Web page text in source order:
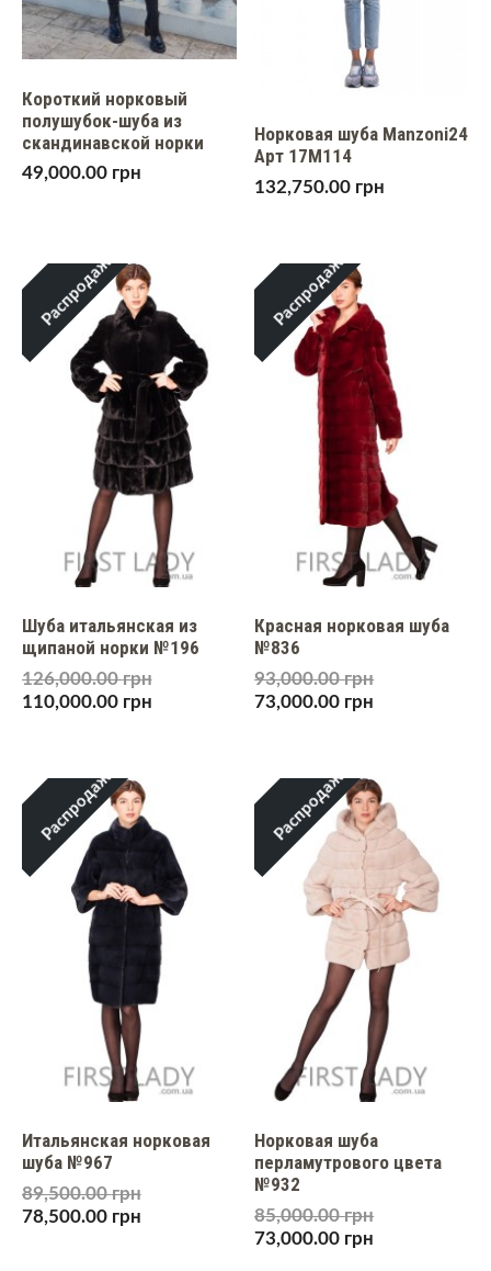
Короткий норковый
полушубок-шуба из
скандинавской норки
49,000.00 грн
Норковая шуба Manzoni24
Арт 17M114
132,750.00 грн
Распродажа!
Шуба итальянская из
щипаной норки №196
126,000.00грн
110,000.00 грн
Распродажа!
Красная норковая шуба
№836
93,000.00грн
73,000.00 грн
Распродажа!
Итальянская норковая
шуба №967
89,500.00грн
78,500.00 грн
Распродажа!
Норковая шуба
перламутрового цвета
№932
85,000.00грн
73,000.00 грн